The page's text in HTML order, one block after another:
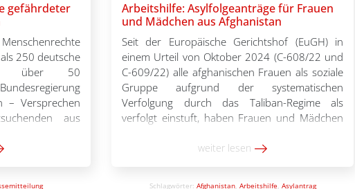
gefährdeter
250 deutsche
über 50
– Versprechen
aus
Stehende, um
Arbeitshilfe: Asylfolgeanträge für Frauen
und Mädchen aus Afghanistan
Seit der Europäische Gerichtshof (EuGH) in
einem Urteil von Oktober 2024 (C-608/22 und
C-609/22) alle afghanischen Frauen als soziale
Gruppe aufgrund der systematischen
Verfolgung durch das Taliban-Regime als
verfolgt einstuft, haben Frauen und Mädchen
Flüchtlingsschutz nach der Genfer
weiter lesen
Schlagwörter: Afghanistan, Arbeitshilfe, Asylantrag